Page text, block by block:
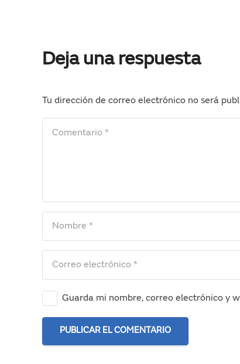
Deja una respuesta
Tu dirección de correo electrónico no será
Guarda mi nombre, correo electrónico y
PUBLICAR EL COMENTARIO